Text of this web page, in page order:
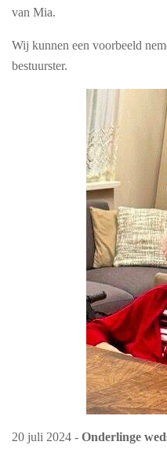
van Mia.
Wij kunnen een voorbeeld
bestuurster.
20 juli 2024 - Onderlinge